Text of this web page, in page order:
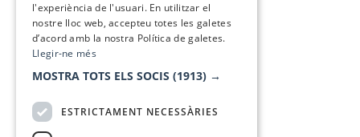
l'experiència de l'usuari. En utilitzar el
nostre lloc web, accepteu totes les galetes
d’acord amb la nostra Política de galetes.
Llegir-ne més
MOSTRA TOTS ELS SOCIS (1913) →
ESTRICTAMENT NECESSÀRIES